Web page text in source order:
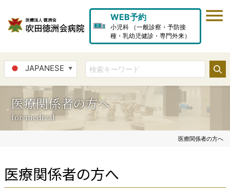
WEB予約
小児科 （一般診察・予防接
種・乳幼児健診・専門外来）
JAPANESE ▼
医療関係者の方へ
for-medical
医療関係者の方へ
医療関係者の方へ